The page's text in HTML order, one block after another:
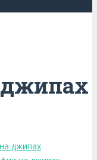
джипах
джипах